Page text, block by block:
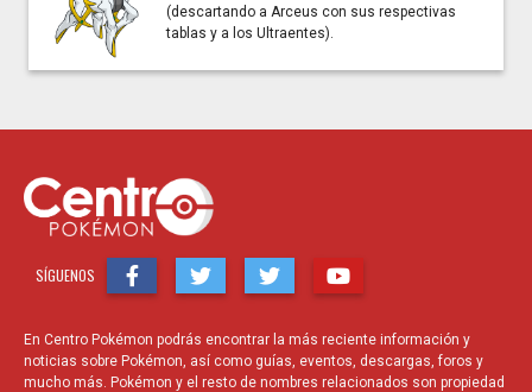
(descartando a Arceus con sus respectivas
tablas y a los Ultraentes).
SÍGUENOS
En Centro Pokémon podrás encontrar la más reciente información y
noticias sobre Pokémon, así como guías, eventos, descargas, foros y
mucho más. Pokémon y el resto de nombres relacionados son propiedad